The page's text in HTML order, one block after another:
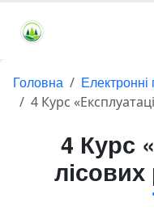
Головна Електронні
4 Курс «Експлуатації
4 Курс